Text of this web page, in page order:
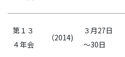
第１３
４年会
（2014)
３月27日
～30日